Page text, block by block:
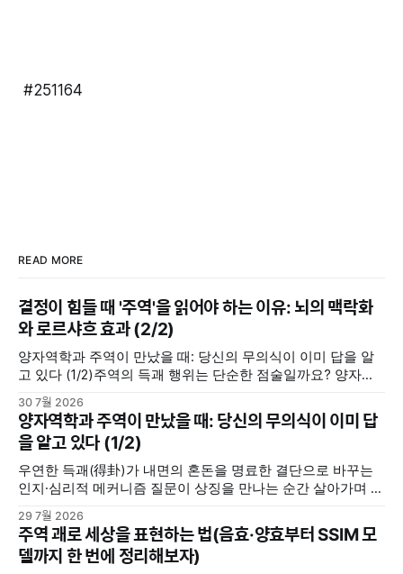
#251164
READ MORE
결정이 힘들 때 '주역'을 읽어야 하는 이유: 뇌의 맥락화
와 로르샤흐 효과 (2/2)
양자역학과 주역이 만났을 때: 당신의 무의식이 이미 답을 알
고 있다 (1/2)주역의 득괘 행위는 단순한 점술일까요? 양자역
학의 중첩 및 관측 효과, 그리고 칼 융의 동시성 개념을 통해 내
면의 모호한 고민을 명료한 결단으로 바꾸는 무의식의 인지·심
리적 메커니즘을 분석합니다.지혜나무숲지혜나무숲 (위 포스
팅에서 이어집니다) 우리 뇌는 주역괘를 어떻게 인지할까(맥
락화와 무의식의
30 7월 2026
양자역학과 주역이 만났을 때: 당신의 무의식이 이미 답
을 알고 있다 (1/2)
우연한 득괘(得卦)가 내면의 혼돈을 명료한 결단으로 바꾸는
인지·심리적 메커니즘 질문이 상징을 만나는 순간 살아가며 중
요한 선택의 갈림길에 서거나 해결하기 힘든 고민에 직면했을
때, 사람들은 저마다의 방식으로 답을 찾는다. 누군가는 주변
사람들로부터 조언을 구하고, 누군가는 독서를 통해서 길을 찾
기도 한다. 또 누군가는 명상을 하며, 또 누군가는 주역(周易)
29 7월 2026
주역 괘로 세상을 표현하는 법(음효·양효부터 SSIM 모
델까지 한 번에 정리해보자)